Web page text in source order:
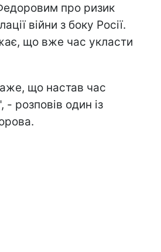
про ризик
війни з боку Росії.
що вже час укласти
що настав час
- розповів один із